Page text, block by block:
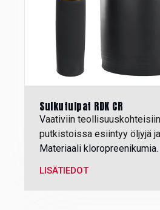
Sulkutulpat RDK CR
Vaativiin
putkistoissa esiintyy öljyjä
Materiaali kloropreenikumia.
LISÄTIEDOT